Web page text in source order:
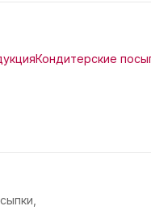
Кондитерские